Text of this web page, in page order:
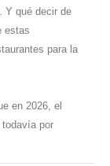
Y qué decir de
estas
para la
en 2026, el
todavía por